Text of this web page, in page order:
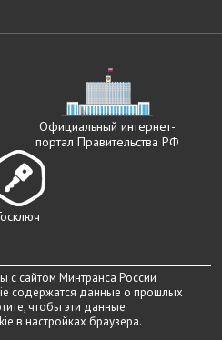
Официальный интернет-
портал Правительства РФ
сайтом Минтранса России
содержатся данные о прошлых
чтобы эти данные
в настройках браузера.